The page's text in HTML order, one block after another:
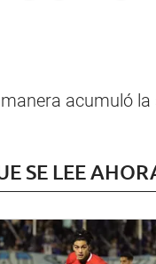
acumuló la
SE LEE